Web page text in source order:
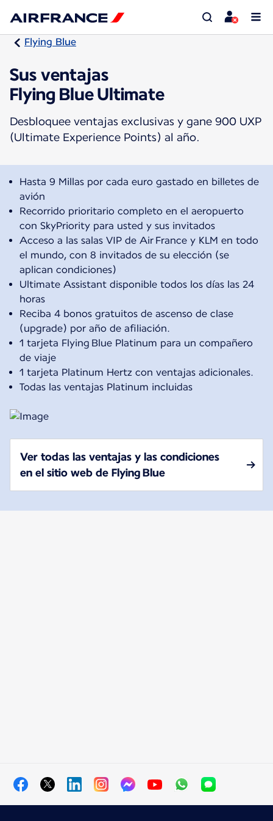
Flying Blue
Sus ventajas
Flying Blue Ultimate
Desbloquee ventajas exclusivas y gane 900 UXP
(Ultimate Experience Points) al año.
Hasta 9 Millas por cada euro gastado en billetes de
avión
Recorrido prioritario completo en el aeropuerto
con SkyPriority para usted y sus invitados
Acceso a las salas VIP de Air France y KLM en todo
el mundo, con 8 invitados de su elección (se
aplican condiciones)
Ultimate Assistant disponible todos los días las 24
horas
Reciba 4 bonos gratuitos de ascenso de clase
(upgrade) por año de afiliación.
1 tarjeta Flying Blue Platinum para un compañero
de viaje
1 tarjeta Platinum Hertz con ventajas adicionales.
Todas las ventajas Platinum incluidas
Ver todas las ventajas y las condiciones
en el sitio web de Flying Blue